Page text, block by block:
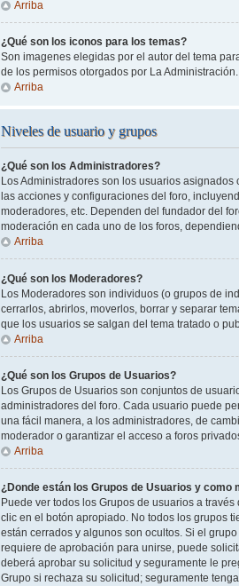
Arriba
¿Qué son los iconos para los temas?
Son imagenes elegidas por el autor del tema
de los permisos otorgados por La Administración.
Arriba
Niveles de usuario y grupos
¿Qué son los Administradores?
Los Administradores son los usuarios
las acciones y configuraciones del foro,
moderadores, etc. Dependen del fundador del
moderación en cada uno de los foros,
Arriba
¿Qué son los Moderadores?
Los Moderadores son individuos (o grupos de
cerrarlos, abrirlos, moverlos, borrar y separar
que los usuarios se salgan del tema tratado o
Arriba
¿Qué son los Grupos de Usuarios?
Los Grupos de Usuarios son conjuntos de
administradores del foro. Cada usuario puede
una fácil manera, a los administradores, de
moderador o garantizar el acceso a foros
Arriba
¿Donde están los Grupos de Usuarios y como
Puede ver todos los Grupos de usuarios a
clic en el botón apropiado. No todos los grupos
están cerrados y algunos son ocultos. Si el
requiere de aprobación para unirse, puede
deberá aprobar su solicitud y seguramente le
Grupo si rechaza su solicitud; seguramente